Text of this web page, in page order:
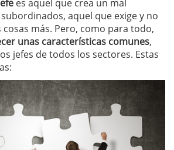
es aquel que crea un mal
aquel que exige y no
cosas más. Pero, como para todo,
unas características comunes,
jefes de todos los sectores. Estas